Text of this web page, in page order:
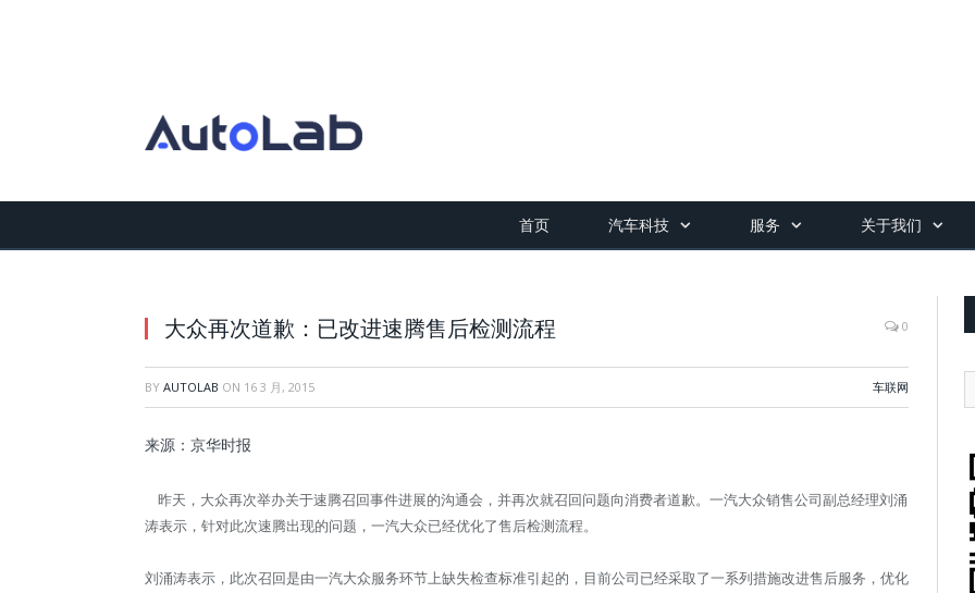
首页 汽车科技 服务 关于我们
大众再次道歉：已改进速腾售后检测流程 0
BY AUTOLAB ON 16 3 月, 2015 车联网
来源：京华时报
昨天，大众再次举办关于速腾召回事件进展的沟通会，并再次就召回问题向消费者道歉。一汽大众销售公司副总经理刘涌
涛表示，针对此次速腾出现的问题，一汽大众已经优化了售后检测流程。
刘涌涛表示，此次召回是由一汽大众服务环节上缺失检查标准引起的，目前公司已经采取了一系列措施改进售后服务，优化